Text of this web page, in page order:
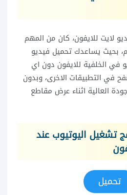
لايت للايفون، كان من المهم
بحيث يساعدك تحميل فيديو
في الخلفية للايفون دون اي
في التطبيقات الاخرى، وبدون
العالية اثناء عرض مقاطع
تشغيل اليوتيوب عند
تحميل